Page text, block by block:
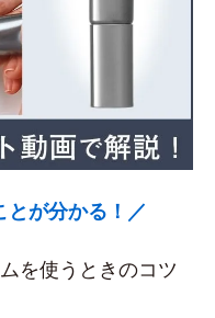
とが分かる！／
を使うときのコツ